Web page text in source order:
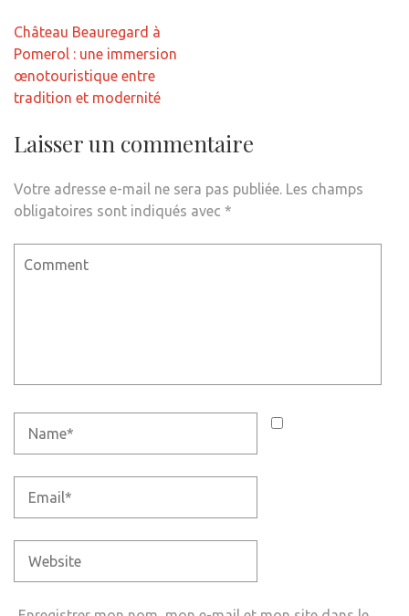
Navigation
de
l’article
Château Beauregard à
Pomerol : une immersion
œnotouristique entre
tradition et modernité
Laisser un commentaire
Votre adresse e-mail ne sera pas publiée. Les champs
obligatoires sont indiqués avec *